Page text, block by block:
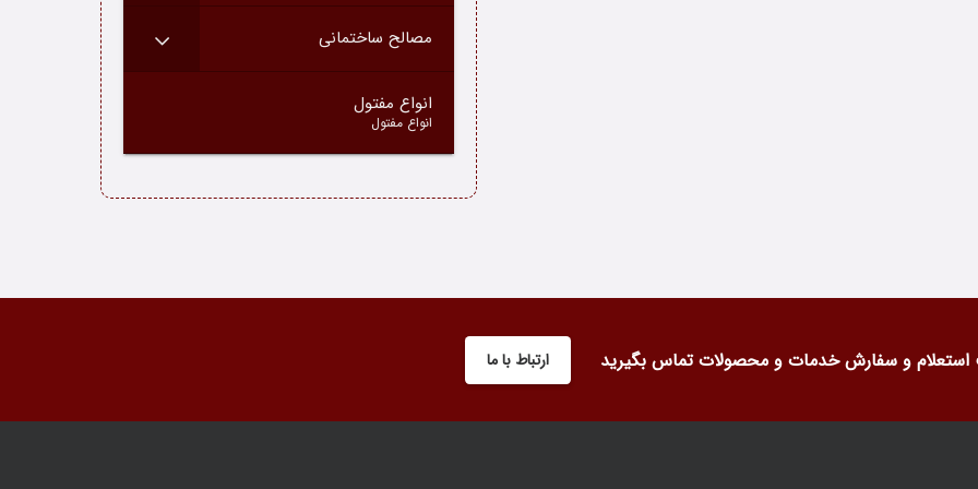
مصالح ساختمانی
انواع مفتول
انواع مفتول
و سفارش خدمات و محصولات تماس بگیرید ارتباط با ما